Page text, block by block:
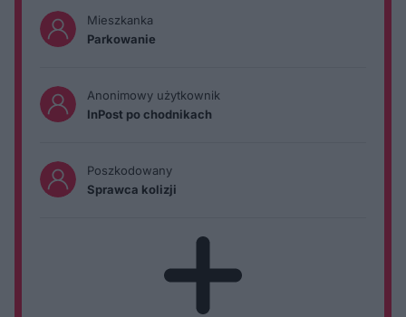
Mieszkanka
Parkowanie
Anonimowy użytkownik
InPost po chodnikach
Poszkodowany
Sprawca kolizji